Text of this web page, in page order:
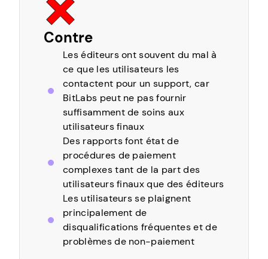
Contre
Les éditeurs ont souvent du mal à
ce que les utilisateurs les
contactent pour un support, car
BitLabs peut ne pas fournir
suffisamment de soins aux
utilisateurs finaux
Des rapports font état de
procédures de paiement
complexes tant de la part des
utilisateurs finaux que des éditeurs
Les utilisateurs se plaignent
principalement de
disqualifications fréquentes et de
problèmes de non-paiement